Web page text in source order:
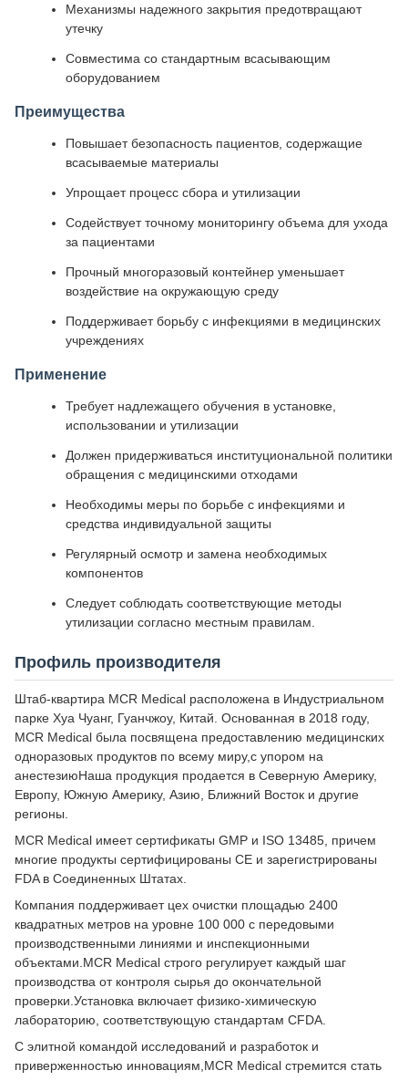
Механизмы надежного закрытия предотвращают
утечку
Совместима со стандартным всасывающим
оборудованием
Преимущества
Повышает безопасность пациентов, содержащие
всасываемые материалы
Упрощает процесс сбора и утилизации
Содействует точному мониторингу объема для ухода
за пациентами
Прочный многоразовый контейнер уменьшает
воздействие на окружающую среду
Поддерживает борьбу с инфекциями в медицинских
учреждениях
Применение
Требует надлежащего обучения в установке,
использовании и утилизации
Должен придерживаться институциональной политики
обращения с медицинскими отходами
Необходимы меры по борьбе с инфекциями и
средства индивидуальной защиты
Регулярный осмотр и замена необходимых
компонентов
Следует соблюдать соответствующие методы
утилизации согласно местным правилам.
Профиль производителя
Штаб-квартира MCR Medical расположена в Индустриальном
парке Хуа Чуанг, Гуанчжоу, Китай. Основанная в 2018 году,
MCR Medical была посвящена предоставлению медицинских
одноразовых продуктов по всему миру,с упором на
анестезиюНаша продукция продается в Северную Америку,
Европу, Южную Америку, Азию, Ближний Восток и другие
регионы.
MCR Medical имеет сертификаты GMP и ISO 13485, причем
многие продукты сертифицированы CE и зарегистрированы
FDA в Соединенных Штатах.
Компания поддерживает цех очистки площадью 2400
квадратных метров на уровне 100 000 с передовыми
производственными линиями и инспекционными
объектами.MCR Medical строго регулирует каждый шаг
производства от контроля сырья до окончательной
проверки.Установка включает физико-химическую
лабораторию, соответствующую стандартам CFDA.
С элитной командой исследований и разработок и
приверженностью инновациям,MCR Medical стремится стать